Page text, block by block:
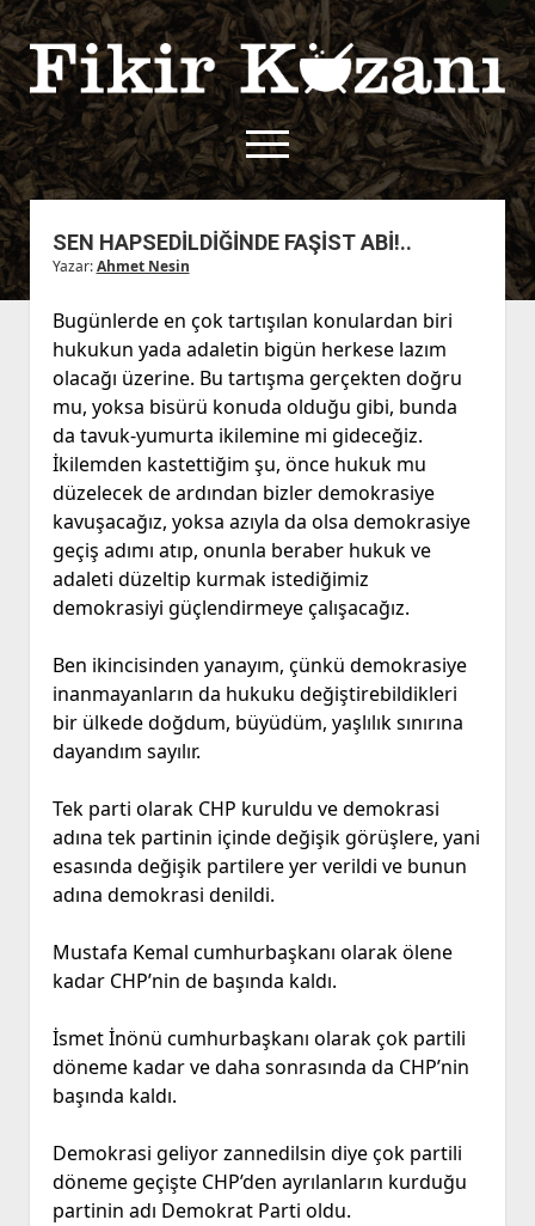
Fikir
Kazanı
menüyü
aç
twitterfacebook
rss
aç
Kullanım Koşulları
Gizlilik Politikası
Çerez Politikası
İletişim
Kurallar
Başvuru
SEN HAPSEDİLDİĞİNDE FAŞİST ABİ!..
Yazar:Ahmet Nesin
Bugünlerde en çok tartışılan konulardan biri
hukukun yada adaletin bigün herkese lazım
olacağı üzerine. Bu tartışma gerçekten doğru
mu, yoksa bisürü konuda olduğu gibi, bunda
da tavuk-yumurta ikilemine mi gideceğiz.
İkilemden kastettiğim şu, önce hukuk mu
düzelecek de ardından bizler demokrasiye
kavuşacağız, yoksa azıyla da olsa demokrasiye
geçiş adımı atıp, onunla beraber hukuk ve
adaleti düzeltip kurmak istediğimiz
demokrasiyi güçlendirmeye çalışacağız.
Ben ikincisinden yanayım, çünkü demokrasiye
inanmayanların da hukuku değiştirebildikleri
bir ülkede doğdum, büyüdüm, yaşlılık sınırına
dayandım sayılır.
Tek parti olarak CHP kuruldu ve demokrasi
adına tek partinin içinde değişik görüşlere, yani
esasında değişik partilere yer verildi ve bunun
adına demokrasi denildi.
Mustafa Kemal cumhurbaşkanı olarak ölene
kadar CHP’nin de başında kaldı.
İsmet İnönü cumhurbaşkanı olarak çok partili
döneme kadar ve daha sonrasında da CHP’nin
başında kaldı.
Demokrasi geliyor zannedilsin diye çok partili
döneme geçişte CHP’den ayrılanların kurduğu
partinin adı Demokrat Parti oldu.